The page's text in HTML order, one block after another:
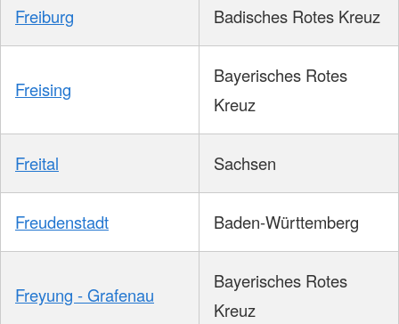
Freiburg Badisches Rotes Kreuz
Freising
Bayerisches Rotes
Kreuz
Freital Sachsen
Freudenstadt Baden-Württemberg
Freyung - Grafenau
Bayerisches Rotes
Kreuz